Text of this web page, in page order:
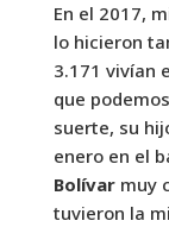
En el 2017,
lo hicieron
3.171 vivían
que
suerte, su
enero en el
Bolívarmuy
tuvieron la